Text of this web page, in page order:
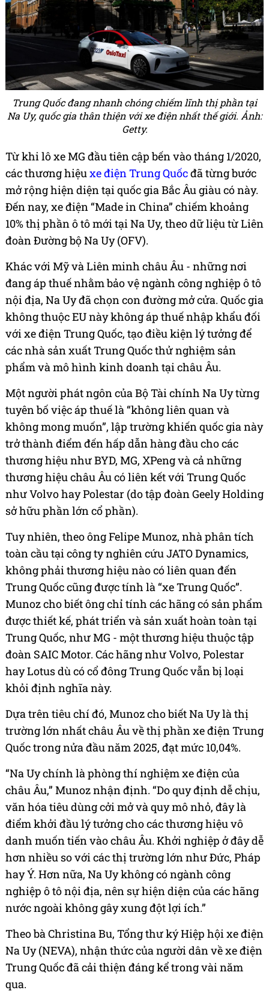
Trung Quốc đang nhanh chóng chiếm lĩnh thị phần tại
Na Uy, quốc gia thân thiện với xe điện nhất thế giới. Ảnh:
Getty.
Từ khi lô xe MG đầu tiên cập bến vào tháng 1/2020,
các thương hiệuxe điện Trung Quốcđã từng bước
mở rộng hiện diện tại quốc gia Bắc Âu giàu có này.
Đến nay, xe điện “Made in China” chiếm khoảng
10% thị phần ô tô mới tại Na Uy, theo dữ liệu từ Liên
đoàn Đường bộ Na Uy (OFV).
Khác với Mỹ và Liên minh châu Âu - những nơi
đang áp thuế nhằm bảo vệ ngành công nghiệp ô tô
nội địa, Na Uy đã chọn con đường mở cửa. Quốc gia
không thuộc EU này không áp thuế nhập khẩu đối
với xe điện Trung Quốc, tạo điều kiện lý tưởng để
các nhà sản xuất Trung Quốc thử nghiệm sản
phẩm và mô hình kinh doanh tại châu Âu.
Một người phát ngôn của Bộ Tài chính Na Uy từng
tuyên bố việc áp thuế là “không liên quan và
không mong muốn”, lập trường khiến quốc gia này
trở thành điểm đến hấp dẫn hàng đầu cho các
thương hiệu như BYD, MG, XPeng và cả những
thương hiệu châu Âu có liên kết với Trung Quốc
như Volvo hay Polestar (do tập đoàn Geely Holding
sở hữu phần lớn cổ phần).
Tuy nhiên, theo ông Felipe Munoz, nhà phân tích
toàn cầu tại công ty nghiên cứu JATO Dynamics,
không phải thương hiệu nào có liên quan đến
Trung Quốc cũng được tính là “xe Trung Quốc”.
Munoz cho biết ông chỉ tính các hãng có sản phẩm
được thiết kế, phát triển và sản xuất hoàn toàn tại
Trung Quốc, như MG - một thương hiệu thuộc tập
đoàn SAIC Motor. Các hãng như Volvo, Polestar
hay Lotus dù có cổ đông Trung Quốc vẫn bị loại
khỏi định nghĩa này.
Dựa trên tiêu chí đó, Munoz cho biết Na Uy là thị
trường lớn nhất châu Âu về thị phần xe điện Trung
Quốc trong nửa đầu năm 2025, đạt mức 10,04%.
“Na Uy chính là phòng thí nghiệm xe điện của
châu Âu,” Munoz nhận định. “Do quy định dễ chịu,
văn hóa tiêu dùng cởi mở và quy mô nhỏ, đây là
điểm khởi đầu lý tưởng cho các thương hiệu vô
danh muốn tiến vào châu Âu. Khởi nghiệp ở đây dễ
hơn nhiều so với các thị trường lớn như Đức, Pháp
hay Ý. Hơn nữa, Na Uy không có ngành công
nghiệp ô tô nội địa, nên sự hiện diện của các hãng
nước ngoài không gây xung đột lợi ích.”
Theo bà Christina Bu, Tổng thư ký Hiệp hội xe điện
Na Uy (NEVA), nhận thức của người dân về xe điện
Trung Quốc đã cải thiện đáng kể trong vài năm
qua.